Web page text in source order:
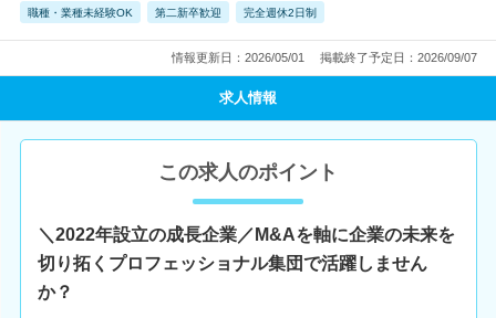
職種・業種未経験OK 第二新卒歓迎 完全週休2日制
情報更新日：2026/05/01 掲載終了予定日：2026/09/07
求人情報
この求人のポイント
＼2022年設立の成長企業／M&Aを軸に企業の未来を
切り拓くプロフェッショナル集団で活躍しません
か？